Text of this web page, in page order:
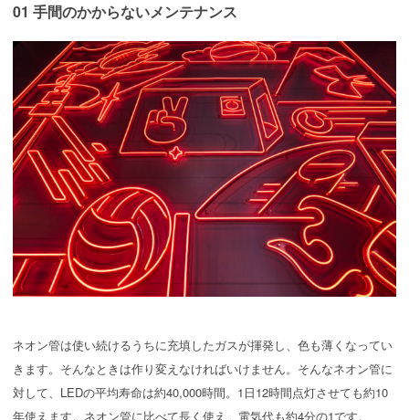
01 手間のかからないメンテナンス
ネオン管は使い続けるうちに充填したガスが揮発し、色も薄くなってい
きます。そんなときは作り変えなければいけません。そんなネオン管に
対して、LEDの平均寿命は約40,000時間。1日12時間点灯させても約10
年使えます。ネオン管に比べて長く使え、電気代も約4分の1です。